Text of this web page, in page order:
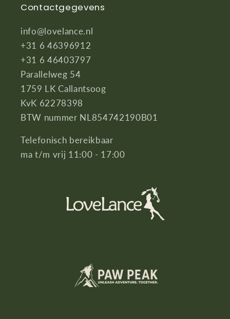
Contactgegevens
info@lovelance.nl
+31 6 46396912
+31 6 46403797
Parallelweg 54
1759 LK Callantsoog
KvK 62278398
BTW nummer NL854742190B01
Telefonisch bereikbaar
ma t/m vrij 11:00 - 17:00